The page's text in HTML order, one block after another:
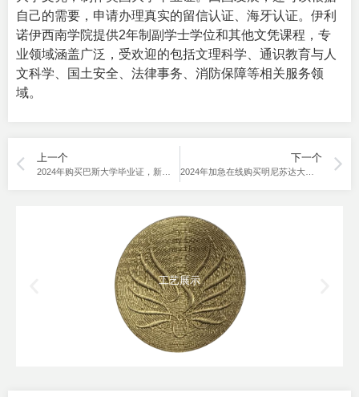
自己的需要，申请办理真实的留信认证、海牙认证。伊利
诺伊西南学院提供2年制副学士学位和其他文凭课程，专
业领域涵盖广泛，受欢迎的包括文理科学、通识教育与人
文科学、国土安全、法律事务、消防保障等相关服务领
域。
上一个 下一个
2024年加急在线购买明尼苏达大学毕业证书？
工艺展示